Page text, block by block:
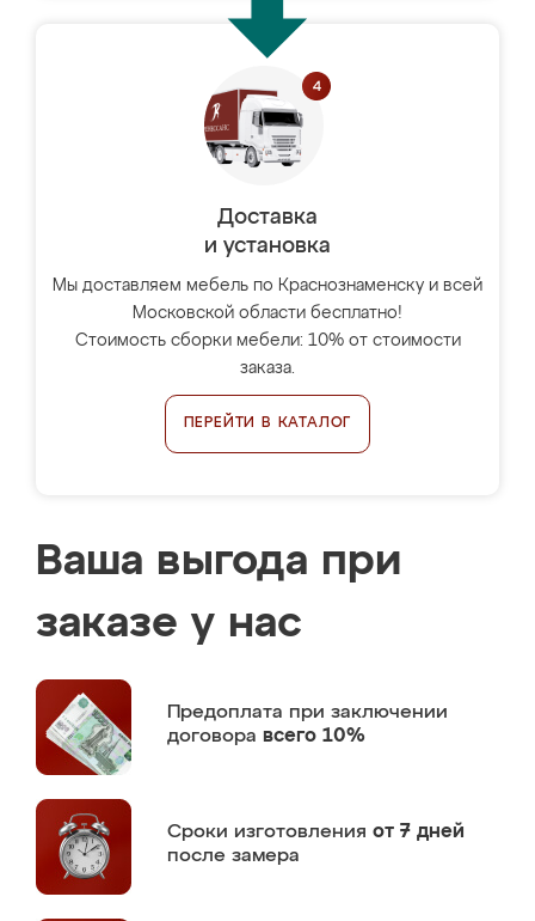
Доставка
и установка
Мы доставляем мебель по Краснознаменску и всей
Московской области бесплатно!
Стоимость сборки мебели: 10% от стоимости
заказа.
ПЕРЕЙТИ В КАТАЛОГ
Ваша выгода при
заказе у нас
Предоплата при заключении
договора всего 10%
Сроки изготовления от 7 дней
после замера